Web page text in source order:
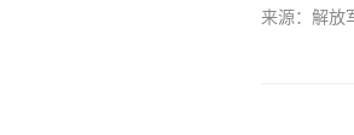
来源：解放